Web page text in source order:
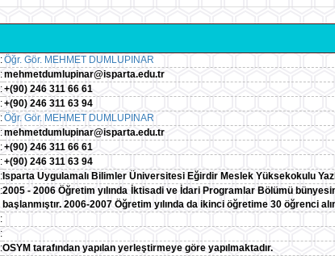
:Öğr. Gör. MEHMET DUMLUPINAR
:mehmetdumlupinar@isparta.edu.tr
:+(90) 246 311 66 61
:+(90) 246 311 63 94
:Öğr. Gör. MEHMET DUMLUPINAR
:mehmetdumlupinar@isparta.edu.tr
:+(90) 246 311 66 61
:+(90) 246 311 63 94
: Isparta Uygulamalı Bilimler Üniversitesi Eğirdir Meslek Yüksekokulu
:2005 - 2006 Öğretim yılında İktisadi ve İdari Programlar Bölümü
başlanmıştır. 2006-2007 Öğretim yılında da ikinci öğretime 30 öğrenci
:
:
:OSYM tarafından yapılan yerleştirmeye göre yapılmaktadır.